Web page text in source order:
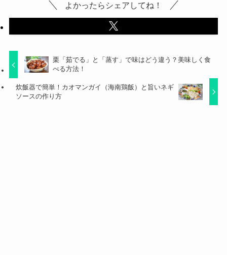
よかったらシェアしてね！
栗「茹でる」と「蒸す」で味はどう違う？美味しく食
べる方法！
炊飯器で簡単！カオマンガイ（海南鶏飯）と旨いネギ
ソースの作り方